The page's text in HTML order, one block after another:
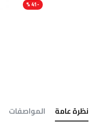
-41 %
نظرة عامة المواصفات